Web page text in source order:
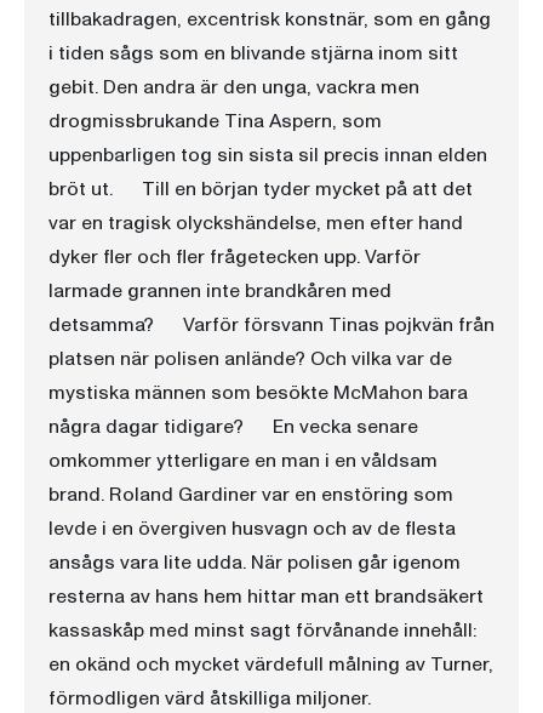
tillbakadragen, excentrisk konstnär, som en gång
i tiden sågs som en blivande stjärna inom sitt
gebit. Den andra är den unga, vackra men
drogmissbrukande Tina Aspern, som
uppenbarligen tog sin sista sil precis innan elden
bröt ut. Till en början tyder mycket på att det
var en tragisk olyckshändelse, men efter hand
dyker fler och fler frågetecken upp. Varför
larmade grannen inte brandkåren med
detsamma? Varför försvann Tinas pojkvän från
platsen när polisen anlände? Och vilka var de
mystiska männen som besökte McMahon bara
några dagar tidigare? En vecka senare
omkommer ytterligare en man i en våldsam
brand. Roland Gardiner var en enstöring som
levde i en övergiven husvagn och av de flesta
ansågs vara lite udda. När polisen går igenom
resterna av hans hem hittar man ett brandsäkert
kassaskåp med minst sagt förvånande innehåll:
en okänd och mycket värdefull målning av Turner,
förmodligen värd åtskilliga miljoner.